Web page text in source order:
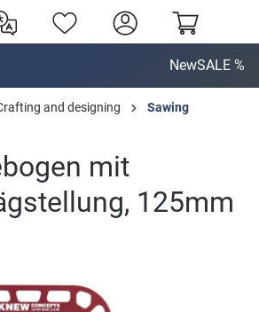
NewSALE %
and designing Sawing
mit
125mm